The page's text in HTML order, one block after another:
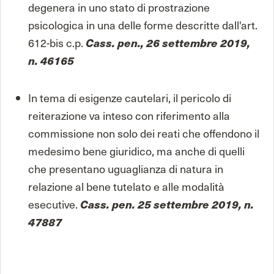
degenera in uno stato di prostrazione
psicologica in una delle forme descritte dall'art.
612-bis c.p. Cass. pen., 26 settembre 2019,
n. 46165
In tema di esigenze cautelari, il pericolo di
reiterazione va inteso con riferimento alla
commissione non solo dei reati che offendono il
medesimo bene giuridico, ma anche di quelli
che presentano uguaglianza di natura in
relazione al bene tutelato e alle modalità
esecutive. Cass. pen. 25 settembre 2019, n.
47887